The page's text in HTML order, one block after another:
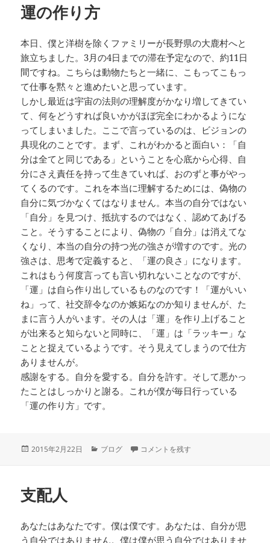
運の作り方
本日、僕と洋樹を除くファミリーが長野県の大鹿村へと
旅立ちました。3月の4日までの滞在予定なので、約11日
間ですね。こちらは動物たちと一緒に、こもってこもっ
て仕事を黙々と進めたいと思っています。
しかし最近は宇宙の法則の理解度がかなり増してきてい
て、何をどうすれば良いかがほぼ完全にわかるようにな
ってしまいました。ここで言っているのは、ビジョンの
具現化のことです。まず、これがわかると面白い：「自
分は全てと同じである」ということを心底から心得、自
分にさえ責任を持って生きていれば、おのずと事がやっ
てくるのです。これを本当に理解するためには、偽物の
自分に気づかなくてはなりません。本当の自分ではない
「自分」を見つけ、抵抗するのではなく、認めてあげる
こと。そうすることにより、偽物の「自分」は消えてな
くなり、本当の自分の持つ光の強さが増すのです。光の
強さは、思考で定義すると、「運の良さ」になります。
これはもう何度言っても言い切れないことなのですが、
「運」は自ら作り出しているものなのです！「運がいい
ね」って、社交辞令なのか嫉妬なのか知りませんが、た
まに言う人がいます。その人は「運」を作り上げること
が出来ると知らないと同時に、「運」は「ラッキー」な
ことと捉えているようです。そう見えてしまうので仕方
ありませんが。
感謝をする。自分を愛する。自分を許す。そして悪かっ
たことはしっかりと謝る。これが僕が毎日行っている
「運の作り方」です。
投
2015年2月22日
カ
ブログ 運の作り方 に
コメントを残す
支配人
あなたはあなたです。僕は僕です。あなたは、自分が思
う自分ではありません。僕は僕が思う自分ではありませ